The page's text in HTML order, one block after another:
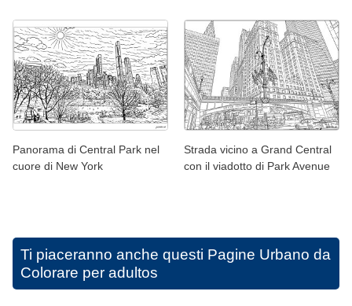
Panorama di Central Park nel
cuore di New York
Strada vicino a Grand Central
con il viadotto di Park Avenue
Ti piaceranno anche questi Pagine Urbano da
Colorare per adultos